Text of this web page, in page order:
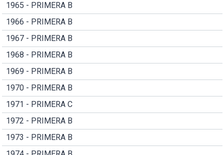
1965 - PRIMERA B
1966 - PRIMERA B
1967 - PRIMERA B
1968 - PRIMERA B
1969 - PRIMERA B
1970 - PRIMERA B
1971 - PRIMERA C
1972 - PRIMERA B
1973 - PRIMERA B